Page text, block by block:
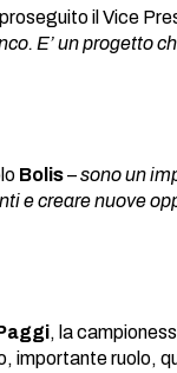
il Vice
E’ un progetto
Bolis–sono un
e creare nuove
, la
importante ruolo,